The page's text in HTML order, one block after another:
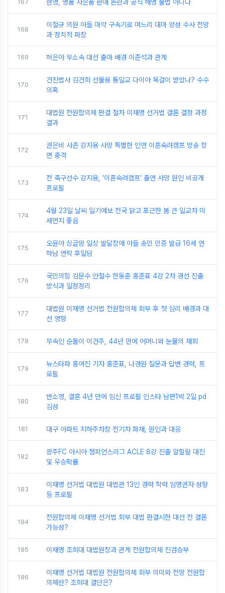
167 현영, 명품 사은품 판매 논란과 공식 해명 불법 아니다
168
이철규 의원 아들 마약 구속기로 며느리 대마 양성 수사 전망
과 정치적 파장
169 허은아 무소속 대선 출마 배경 이준석과 관계
170
건진법사 김건희 선물용 통일교 다이아 목걸이 받았나? 수수
의혹
171
대법원 전원합의체 판결 절차 이재명 선거법 결론 결정 과정
결과
172
권은비 사촌 강지용 사망 특별한 인연 이혼숙려캠프 방송 장
면 충격
173
전 축구선수 강지용, ‘이혼숙려캠프’ 출연 사망 원인 비공개
프로필
174
4월 23일 날씨 일기예보 전국 맑고 포근한 봄 큰 일교차 미
세먼지 좋음
175
오윤아 싱글맘 일상 발달장애 아들 송민 민증 발급 16세 연
하남 연락 후일담
176
국민의힘 김문수 안철수 한동훈 홍준표 4강 2차 경선 진출
방식과 일정정리
177
대법원 이재명 선거법 전원합의체 회부 후 첫 심리 배경과 대
선 영향
178 무속인 순돌이 이건주, 44년 만에 어머니와 눈물의 재회
179
뉴스타파 홍여진 기자 홍준표, 나경원 질문과 답변 경력, 프
로필
180
반소영, 결혼 4년 만에 임신 프로필 인스타 남편1박 2일 pd
김성
181 대구 아파트 지하주차장 전기차 화재, 원인과 대응
182
광주FC 아시아 챔피언스리그 ACLE 8강 진출 알힐랄 대진
및 우승확률
183
이재명 선거법 대법원 대법관 13인 경력 학력 임명권자 성향
등 프로필
184
전원합의체 이재명 선거법 회부 대법 판결시한 대선 전 결론
가능성?
185 이재명 조희대 대법원장과 관계 전원합의체 진검승부
186
이재명 선거법 대법원 전원합의체 회부 의미와 전망 전원합
의체란? 조희대 결단은?